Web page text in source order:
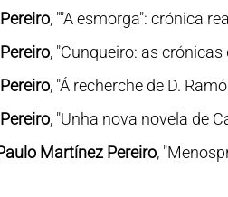
, ""A esmorga": crónica
, "Cunqueiro: as
, "Á recherche de D.
, "Unha nova novela de
Martínez Pereiro,